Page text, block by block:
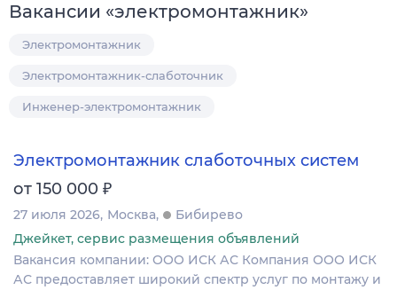
Вакансии «электромонтажник»
Электромонтажник
Электромонтажник-слаботочник
Инженер-электромонтажник
Электромонтажник слаботочных систем
от 150 000 ₽
27 июля 2026 Москва
Бибирево
Джейкет, сервис размещения объявлений
Вакансия компании: ООО ИСК АС Компания ООО ИСК
АС предоставляет широкий спектр услуг по монтажу и